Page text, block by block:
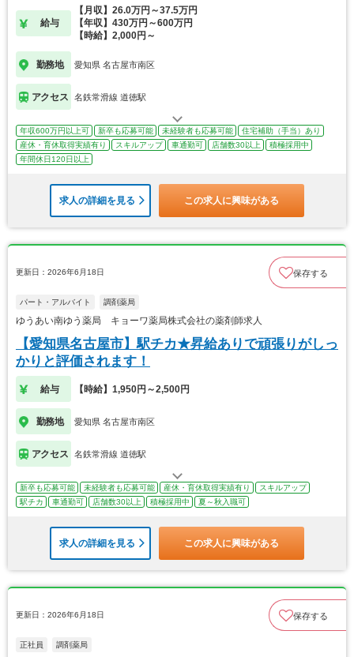
給与
【月収】26.0万円～37.5万円
【年収】430万円～600万円
【時給】2,000円～
勤務地 愛知県 名古屋市南区
アクセス 名鉄常滑線 道徳駅
年収600万円以上可 新卒も応募可能 未経験者も応募可能
住宅補助（手当）あり
産休・育休取得実績有り
スキルアップ 車通勤可 店舗数30以上
積極採用中
年間休日120日以上
求人の詳細を見る この求人に興味がある
更新日：2026年6月18日 保存する
パート・アルバイト 調剤薬局
ゆうあい南ゆう薬局 キョーワ薬局株式会社の薬剤師求人
【愛知県名古屋市】駅チカ★昇給ありで頑張りがしっ
かりと評価されます！
給与 【時給】1,950円～2,500円
勤務地 愛知県 名古屋市南区
アクセス 名鉄常滑線 道徳駅
新卒も応募可能 未経験者も応募可能 産休・育休取得実績有り
スキルアップ
駅チカ
車通勤可 店舗数30以上 積極採用中 夏～秋入職可
求人の詳細を見る この求人に興味がある
更新日：2026年6月18日 保存する
正社員 調剤薬局